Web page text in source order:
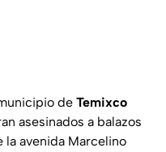
de Temixco
asesinados a balazos
avenida Marcelino